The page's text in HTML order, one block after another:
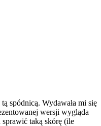
spódnicą. Wydawała mi się
wersji wygląda
taką skórę (ile